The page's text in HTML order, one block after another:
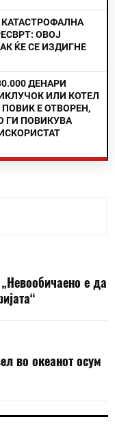
ОВОЈ
ЌЕ СЕ ИЗДИГНЕ
ДЕНАРИ
ИЛИ КОТЕЛ
Е ОТВОРЕН,
ГИ ПОВИКУВА
е да
во океанот осум